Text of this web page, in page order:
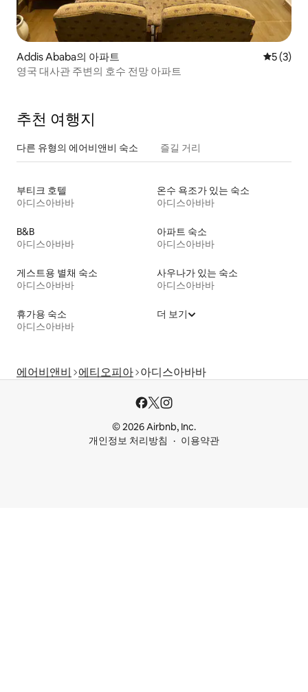
Addis Ababa의 아파트 평점 5점
5 (3)
영국 대사관 주변의 호수 전망 아파트
추천 여행지
다른 유형의 에어비앤비 숙소 즐길 거리
부티크 호텔
아디스아바바
온수 욕조가 있는 숙소
아디스아바바
B&B
아디스아바바
아파트 숙소
아디스아바바
게스트용 별채 숙소
아디스아바바
사우나가 있는 숙소
아디스아바바
휴가용 숙소
아디스아바바
더 보기
에어비앤비 에티오피아 아디스아바바
© 2026 Airbnb, Inc.
개인정보 처리방침
이용약관